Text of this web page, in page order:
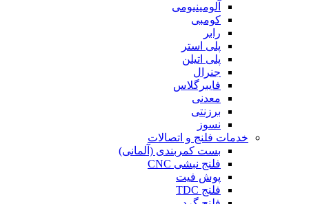
آلومینیومی
کومبی
رابر
پلی استر
پلی اتیلن
جنرال
فایبرگلاس
معدنی
برزنتی
نسوز
خدمات فلنج و اتصالات
بست کمربندی (آلمانی)
فلنج نبشی CNC
پوش فیت
فلنج TDC